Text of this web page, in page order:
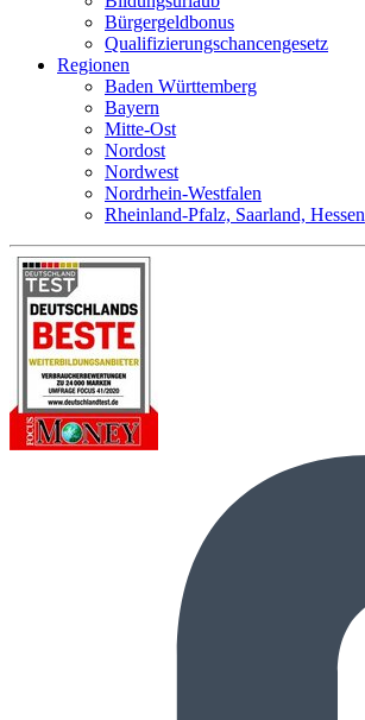
Bürgergeldbonus
Qualifizierungschancengesetz
Regionen
Baden Württemberg
Bayern
Mitte-Ost
Nordost
Nordwest
Nordrhein-Westfalen
Rheinland-Pfalz, Saarland, Hessen